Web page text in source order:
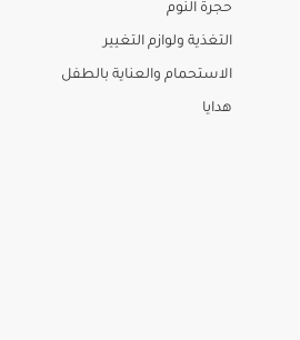
حجرة النوم
التغذية ولوازم التغيير
الاستحمام والعناية بالطفل
هدايا